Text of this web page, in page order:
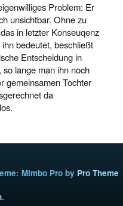
Problem: Er
unsichtbar. Ohne zu
in letzter Konseuqenz
bedeutet, beschließt
Entscheidung in
lange man ihn noch
gemeinsamen Tochter
da
Mimbo Pro by Pro Theme
.